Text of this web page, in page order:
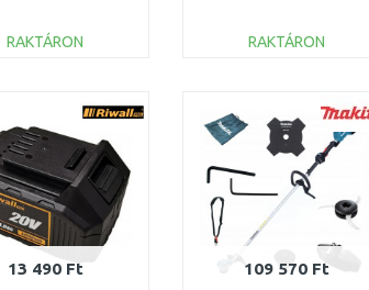
RAKTÁRON
Összehasonlítás
RAKTÁRON
Összehasonlítás
13 490 Ft 109 570 Ft